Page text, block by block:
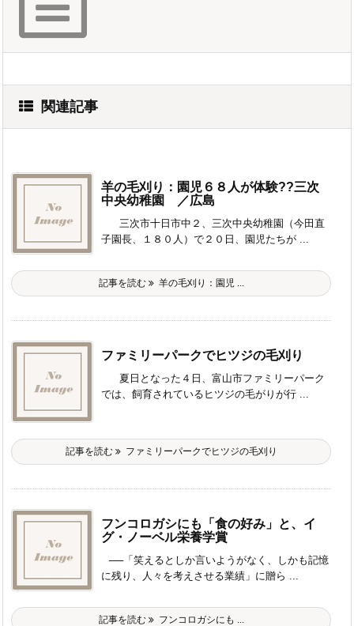
関連記事
羊の毛刈り：園児６８人が体験??三次
中央幼稚園 ／広島
三次市十日市中２、三次中央幼稚園（今田直
子園長、１８０人）で２０日、園児たちが ...
記事を読む 羊の毛刈り：園児 ...
ファミリーパークでヒツジの毛刈り
夏日となった４日、富山市ファミリーパーク
では、飼育されているヒツジの毛がりが行 ...
記事を読む ファミリーパークでヒツジの毛刈り
フンコロガシにも「食の好み」と、イ
グ・ノーベル栄養学賞
──「笑えるとしか言いようがなく、しかも記憶
に残り、人々を考えさせる業績」に贈ら ...
記事を読む フンコロガシにも ...